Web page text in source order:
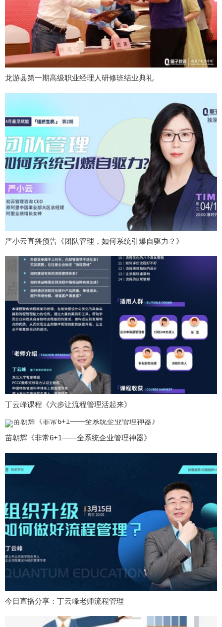
龙游县第一期高级职业经理人研修班结业典礼
严小云直播预告《团队管理，如何系统引爆自驱力？》
丁云峰课程《六步让流程管理活起来》
苗朝辉《非常6+1——全系统企业管理神器》
今日直播分享：丁云峰老师流程管理